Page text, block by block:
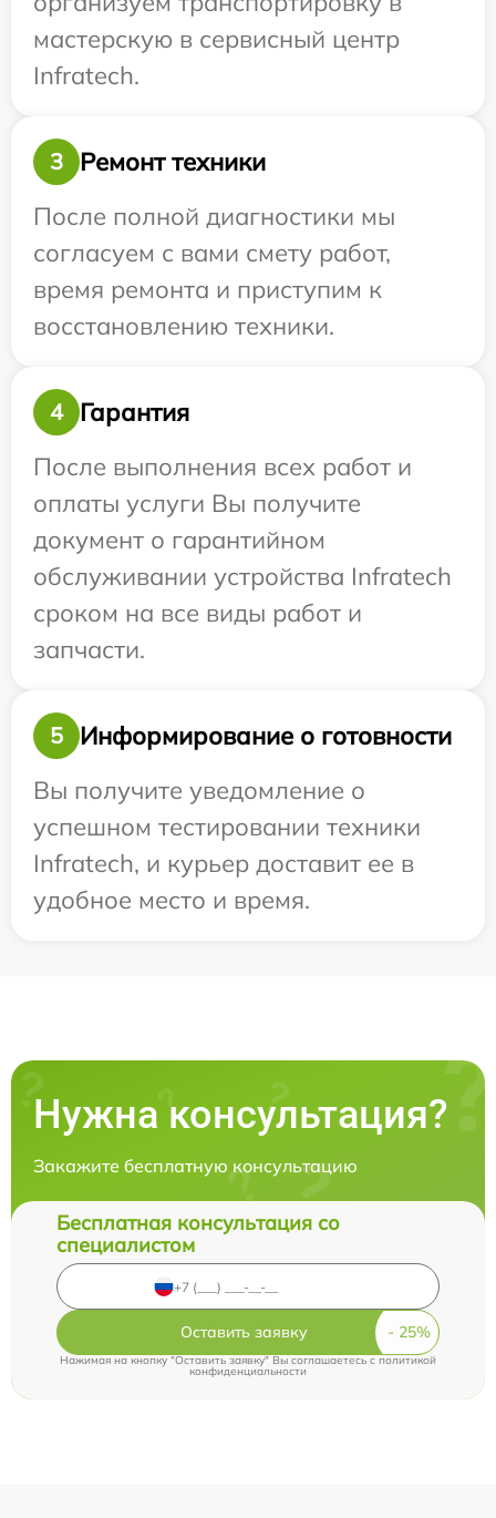
мастерскую в сервисный центр
Infratech.
3
Ремонт техники
После полной диагностики мы
согласуем с вами смету работ,
время ремонта и приступим к
восстановлению техники.
4
Гарантия
После выполнения всех работ и
оплаты услуги Вы получите
документ о гарантийном
обслуживании устройства Infratech
сроком на все виды работ и
запчасти.
5
Информирование о готовности
Вы получите уведомление о
успешном тестировании техники
Infratech, и курьер доставит ее в
удобное место и время.
Нужна консультация?
Закажите бесплатную консультацию
Бесплатная консультация со
специалистом
Оставить заявку
Нажимая на кнопку "Оставить заявку" Вы соглашаетесь c политикой
конфиденциальности